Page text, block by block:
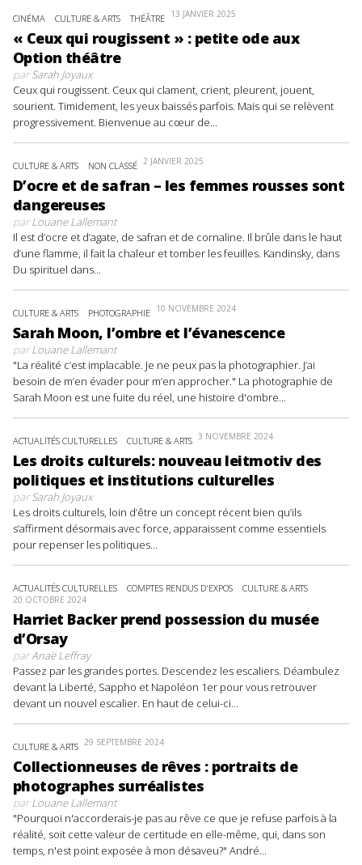
CINÉMA CULTURE & ARTS THÉÂTRE 13 JANVIER 2025
« Ceux qui rougissent » : petite ode aux
Option théâtre
parSarah Joyaux
Ceux qui rougissent. Ceux qui clament, crient, pleurent, jouent,
sourient. Timidement, les yeux baissés parfois. Mais qui se relèvent
progressivement. Bienvenue au cœur de...
CULTURE & ARTS NON CLASSÉ 2 JANVIER 2025
D’ocre et de safran – les femmes rousses sont
dangereuses
parLouane Lallemant
Il est d’ocre et d’agate, de safran et de cornaline. Il brûle dans le haut
d’une flamme, il fait la chaleur et tomber les feuilles. Kandinsky, dans
Du spirituel dans...
CULTURE & ARTS PHOTOGRAPHIE 10 NOVEMBRE 2024
Sarah Moon, l’ombre et l’évanescence
parLouane Lallemant
"La réalité c’est implacable. Je ne peux pas la photographier. J’ai
besoin de m’en évader pour m’en approcher." La photographie de
Sarah Moon est une fuite du réel, une histoire d'ombre...
ACTUALITÉS CULTURELLES CULTURE & ARTS 3 NOVEMBRE 2024
Les droits culturels: nouveau leitmotiv des
politiques et institutions culturelles
parSarah Joyaux
Les droits culturels, loin d’être un concept récent bien qu’ils
s’affirment désormais avec force, apparaissent comme essentiels
pour repenser les politiques...
ACTUALITÉS CULTURELLES COMPTES RENDUS D'EXPOS CULTURE & ARTS
20 OCTOBRE 2024
Harriet Backer prend possession du musée
d’Orsay
parAnaë Leffray
Passez par les grandes portes. Descendez les escaliers. Déambulez
devant la Liberté, Sappho et Napoléon 1er pour vous retrouver
devant un nouvel escalier. En haut de celui-ci...
CULTURE & ARTS 29 SEPTEMBRE 2024
Collectionneuses de rêves : portraits de
photographes surréalistes
parLouane Lallemant
"Pourquoi n'accorderais-je pas au rêve ce que je refuse parfois à la
réalité, soit cette valeur de certitude en elle-même, qui, dans son
temps, n'est point exposée à mon désaveu?" André...